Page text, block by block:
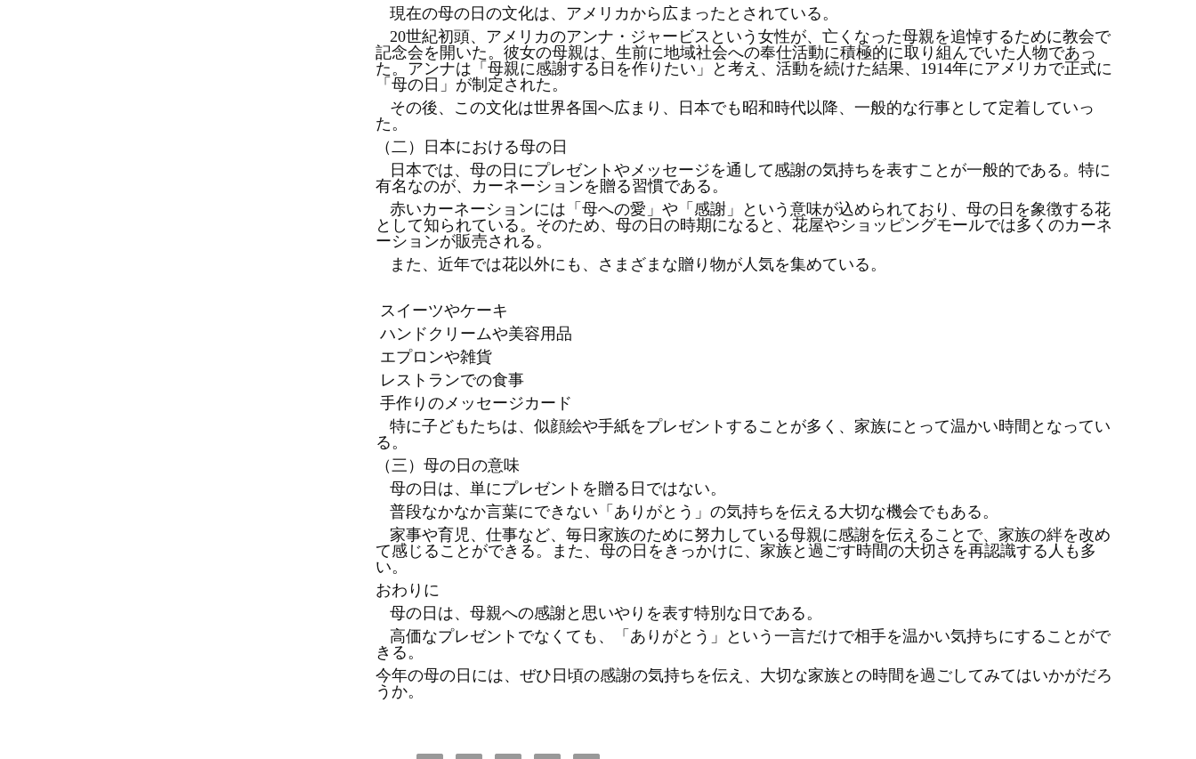
現在の母の日の文化は、アメリカから広まったとされている。
20世紀初頭、アメリカのアンナ ・ジャービスという女性が、亡くなった母親を追悼するために教会で
記念会を開いた。彼女の母親は、生前に地域社会への奉仕活動に積極的に取り組んでいた人物であっ
た。アンナは「母親に感謝する日を作りたい」と考え、活動を続けた結果、 1914年にアメリカで正式に
「母の日」が制定された。
その後、この文化は世界各国へ広まり、日本でも昭和時代以降、一般的な行事として定着していっ
た。
（二）
日本における母の日
日本では、母の日にプレゼントやメッセージを通して感謝の気持ちを表すことが一般的である。特に
有名なのが、カーネーションを贈る習慣である。
赤いカーネーションには「母への愛」や「感謝」という意味が込められており、母の日を象徴する花
として知られている。そのため、母の日の時期になると、花屋やショッピングモールでは多くのカーネ
ーションが販売される。
また、近年では花以外にも、さまざまな贈り物が人気を集めている。
スイーツやケーキ
ハンドクリームや美容用品
エプロンや雑貨
レストランでの食事
手作りのメッセージカード
特に子どもたちは、似顔絵や手紙をプレゼントすることが多く、家族にとって温かい時間となってい
る。
（三） 母の日の意味
母の日は、単にプレゼントを贈る日ではない。
普段なかなか言葉にできない「ありがとう」の気持ちを伝える大切な機会でもある。
家事や育児、仕事など、毎日家族のために努力している母親に感謝を伝えることで、家族の絆を改め
て感じることができる。また、母の日をきっかけに、家族と過ごす時間の大切さを再認識する人も多
い。
おわりに
母の日は、母親への感謝と思いやりを表す特別な日である。
高価なプレゼントでなくても、「ありがとう」という一言だけで相手を温かい気持ちにすることがで
きる。
今年の母の日には、ぜひ日頃の感謝の気持ちを伝え、大切な家族との時間を過ごしてみてはいかがだろ
うか。